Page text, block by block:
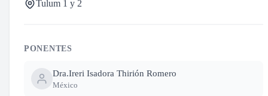
Tulum 1 y 2
PONENTES
Dra.Ireri Isadora Thirión Romero
México